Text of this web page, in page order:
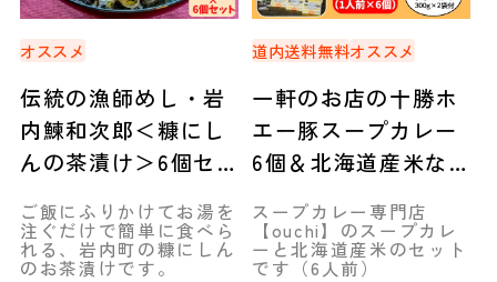
オススメ
伝統の漁師めし・岩
内鰊和次郎＜糠にし
んの茶漬け＞6個セ
ない前浜市場
ご飯にふりかけてお湯を
注ぐだけで簡単に食べら
れる、岩内町の糠にしん
のお茶漬けです。
道内送料無料オススメ
一軒のお店の十勝ホ
エー豚スープカレー
6個＆北海道産米な
◆mammaCREATIVE
スープカレー専門店
【ouchi】のスープカレ
ーと北海道産米のセット
です（6人前）